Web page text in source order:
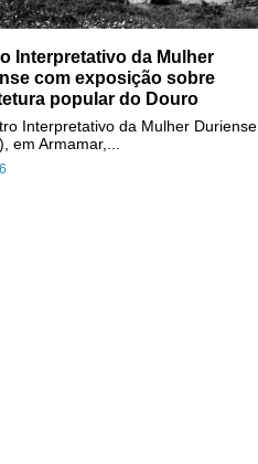
Interpretativo da Mulher
com exposição sobre
popular do Douro
Interpretativo da Mulher Duriense
em Armamar,...